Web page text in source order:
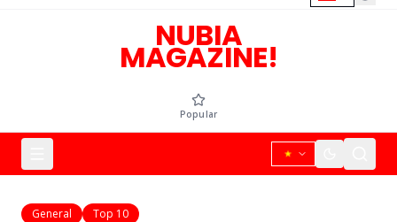
NUBIA
MAGAZINE!
Popular
General Top 10